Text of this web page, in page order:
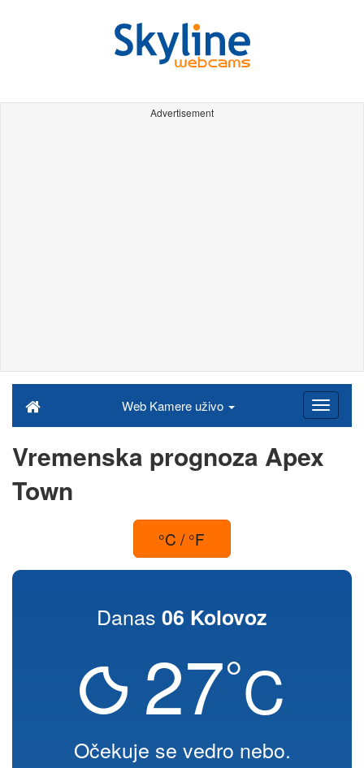
Advertisement
Web Kamere uživo
Vremenska prognoza Apex
Town
°C / °F
Danas 06 Kolovoz
27°C
Očekuje se vedro nebo.